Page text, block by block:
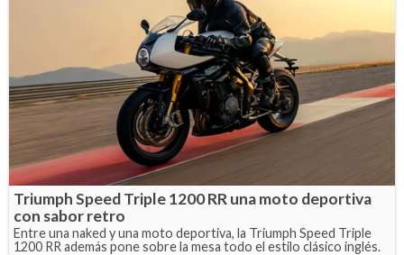
Triumph Speed Triple 1200 RR una moto deportiva
con sabor retro
Entre una naked y una moto deportiva, la Triumph Speed Triple
1200 RR además pone sobre la mesa todo el estilo clásico inglés.